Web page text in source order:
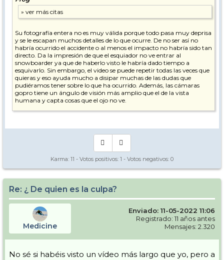
Su fotografía entera no es muy válida porque todo pasa muy deprisa
y se le escapan muchos detalles de lo que ocurre. De no ser así no
habría ocurrido el accidente o al menos el impacto no habría sido tan
directo. Da la impresión de que el esquiador no ve entrar al
snowboarder ya que de haberlo visto le habría dado tiempo a
esquivarlo. Sin embargo, el video se puede repetir todas las veces que
quieras y eso ayuda mucho a disipar muchas de las dudas que
pudiéramos tener sobre lo que ha ocurrido. Además, las cámaras
gopro tiene un ángulo de visión más amplio que el de la vista
humana y capta cosas que el ojo no ve.
Karma: 11 - Votos positivos: 1 - Votos negativos: 0
Re: ¿ De quien es la culpa?
Medicine
Enviado: 11-05-2022 11:06
Registrado: 11 años antes
Mensajes: 2.320
No sé si habéis visto un vídeo más largo que yo, pero a